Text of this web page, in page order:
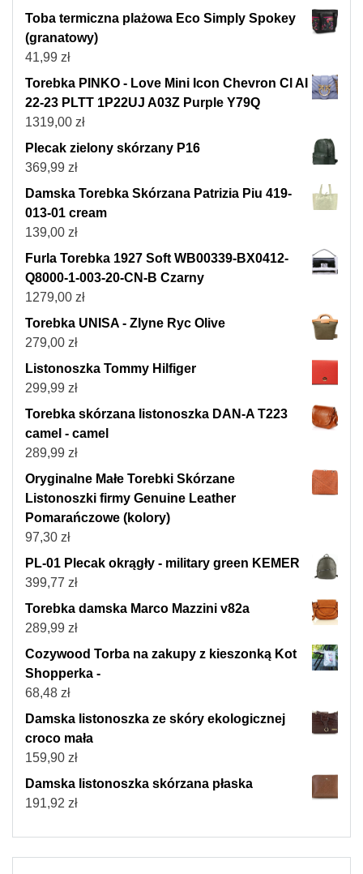
Toba termiczna plażowa Eco Simply Spokey
(granatowy)
41,99 zł
Torebka PINKO - Love Mini Icon Chevron Cl AI
22-23 PLTT 1P22UJ A03Z Purple Y79Q
1319,00 zł
Plecak zielony skórzany P16
369,99 zł
Damska Torebka Skórzana Patrizia Piu 419-
013-01 cream
139,00 zł
Furla Torebka 1927 Soft WB00339-BX0412-
Q8000-1-003-20-CN-B Czarny
1279,00 zł
Torebka UNISA - Zlyne Ryc Olive
279,00 zł
Listonoszka Tommy Hilfiger
299,99 zł
Torebka skórzana listonoszka DAN-A T223
camel - camel
289,99 zł
Oryginalne Małe Torebki Skórzane
Listonoszki firmy Genuine Leather
Pomarańczowe (kolory)
97,30 zł
PL-01 Plecak okrągły - military green KEMER
399,77 zł
Torebka damska Marco Mazzini v82a
289,99 zł
Cozywood Torba na zakupy z kieszonką Kot
Shopperka -
68,48 zł
Damska listonoszka ze skóry ekologicznej
croco mała
159,90 zł
Damska listonoszka skórzana płaska
191,92 zł